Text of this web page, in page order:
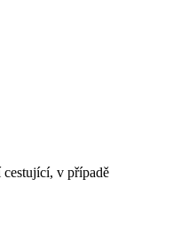
cestující, v případě